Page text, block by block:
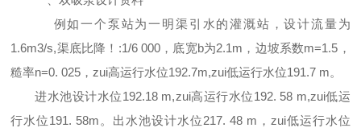
例如一个泵站为一明渠引水的灌溉站，设计流量为
1.6m3/s,渠底比降！ :1/6 000，底宽b为2.1m ，边坡系数m=1.5 ，
糙率n=0. 025 ，zui高运行水位192.7m,zui低运行水位191.7 m。
进水池设计水位192.18 m,zui高运行水位192. 58 m,zui低运
行水位191. 58m 。出水池设计水位217. 48 m ，zui低运行水位